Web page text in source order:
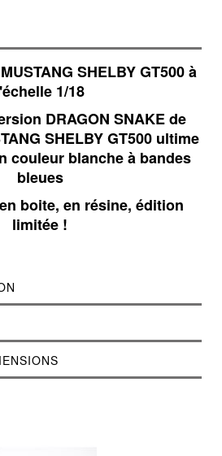
SHELBY GT500 à
1/18
DRAGON SNAKE de
SHELBY GT500 ultime
couleur blanche à bandes
bleues
boite, en résine, édition
limitée !